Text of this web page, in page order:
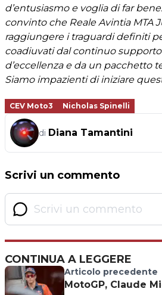
d’entusiasmo e voglia di far
convinto che Reale Avintia MTA
raggiungere i traguardi definiti
coadiuvati dal continuo
d’eccellenza e da un pacchetto
Siamo impazienti di iniziare
CEV Moto3 Nicholas Spinelli
di Diana Tamantini
Scrivi un commento
CONTINUA A LEGGERE
Articolo precedente
MotoGP, Claude